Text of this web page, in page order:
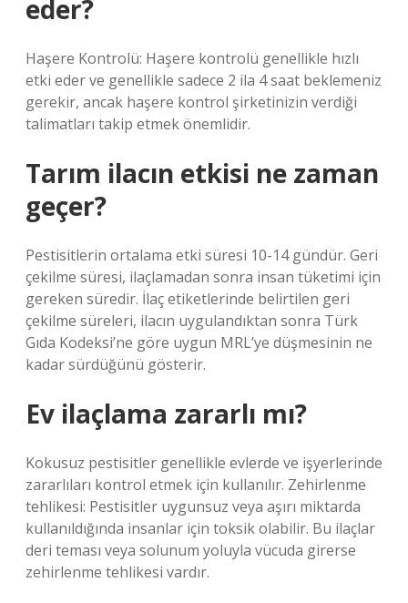
eder?
Haşere Kontrolü: Haşere kontrolü genellikle hızlı
etki eder ve genellikle sadece 2 ila 4 saat beklemeniz
gerekir, ancak haşere kontrol şirketinizin verdiği
talimatları takip etmek önemlidir.
Tarım ilacın etkisi ne zaman
geçer?
Pestisitlerin ortalama etki süresi 10-14 gündür. Geri
çekilme süresi, ilaçlamadan sonra insan tüketimi için
gereken süredir. İlaç etiketlerinde belirtilen geri
çekilme süreleri, ilacın uygulandıktan sonra Türk
Gıda Kodeksi’ne göre uygun MRL’ye düşmesinin ne
kadar sürdüğünü gösterir.
Ev ilaçlama zararlı mı?
Kokusuz pestisitler genellikle evlerde ve işyerlerinde
zararlıları kontrol etmek için kullanılır. Zehirlenme
tehlikesi: Pestisitler uygunsuz veya aşırı miktarda
kullanıldığında insanlar için toksik olabilir. Bu ilaçlar
deri teması veya solunum yoluyla vücuda girerse
zehirlenme tehlikesi vardır.